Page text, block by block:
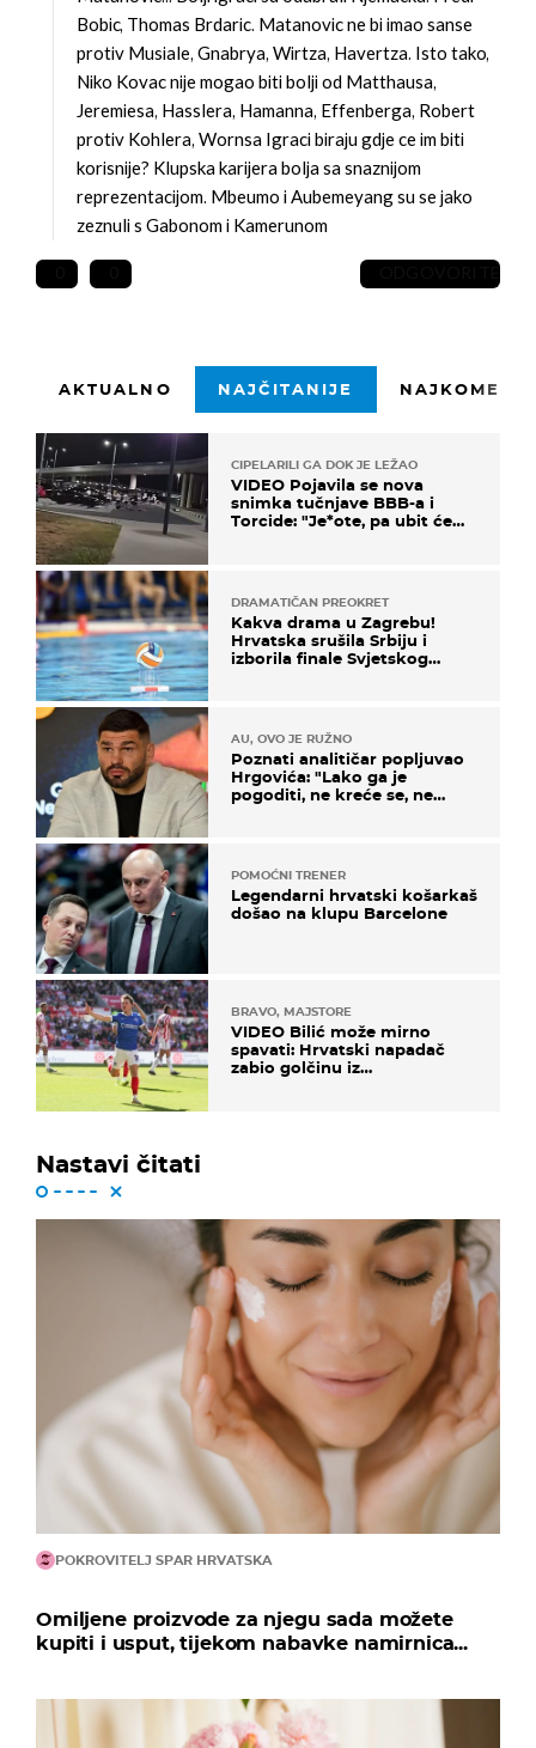
Bobic, Thomas Brdaric. Matanovic ne bi imao sanse
protiv Musiale, Gnabrya, Wirtza, Havertza. Isto tako,
Niko Kovac nije mogao biti bolji od Matthausa,
Jeremiesa, Hasslera, Hamanna, Effenberga, Robert
protiv Kohlera, Wornsa Igraci biraju gdje ce im biti
korisnije? Klupska karijera bolja sa snaznijom
reprezentacijom. Mbeumo i Aubemeyang su se jako
zeznuli s Gabonom i Kamerunom
AKTUALNO NAJČITANIJE
CIPELARILI GA DOK JE LEŽAO
VIDEO Pojavila se nova
snimka tučnjave BBB-a i
Torcide: "Je*ote, pa ubit će
DRAMATIČAN PREOKRET
Kakva drama u Zagrebu!
Hrvatska srušila Srbiju i
izborila finale Svjetskog
AU, OVO JE RUŽNO
Poznati analitičar popljuvao
Hrgovića: "Lako ga je
pogoditi, ne kreće se, ne
POMOĆNI TRENER
Legendarni hrvatski košarkaš
došao na klupu Barcelone
BRAVO, MAJSTORE
VIDEO Bilić može mirno
spavati: Hrvatski napadač
zabio golčinu iz
Nastavi čitati
POKROVITELJ SPAR HRVATSKA
Omiljene proizvode za njegu sada možete
kupiti i usput, tijekom nabavke namirnica...